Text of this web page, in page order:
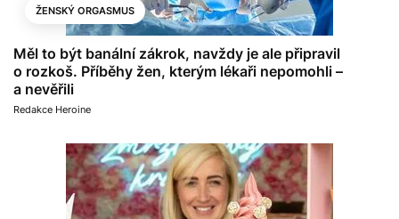
ŽENSKÝ ORGASMUS
Měl to být banální zákrok, navždy je ale připravil
o rozkoš. Příběhy žen, kterým lékaři nepomohli –
a nevěřili
Redakce Heroine